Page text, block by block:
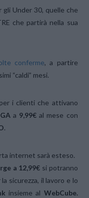
Under 30, quelle che
che partirà nella sua
conferme, a partire
“caldi” mesi.
per i clienti che attivano
a 9,99€ al mese con
.
internet sarà esteso.
a 12,99€ si potranno
sicurezza, il lavoro e lo
insieme al WebCube.